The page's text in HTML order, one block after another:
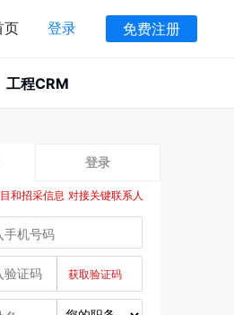
页 登录 免费注册
工程CRM
登录
和招采信息 对接关键联系人